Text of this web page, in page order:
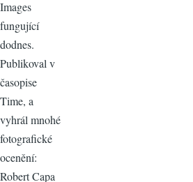
Images
fungující
dodnes.
Publikoval v
časopise
Time, a
vyhrál mnohé
fotografické
ocenění:
Robert Capa